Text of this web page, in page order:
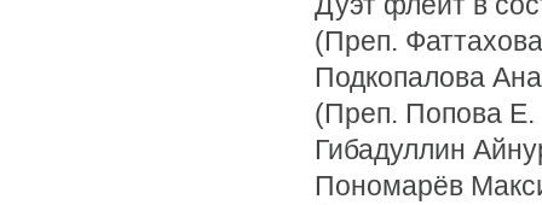
(Преп.
Подкопалова
(Преп. Попова
Гибадуллин
Пономарёв